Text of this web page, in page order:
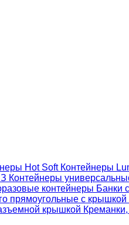
Hot Soft Контейнеры
Контейнеры
контейнеры Банки
прямоугольные с крышкой
крышкой